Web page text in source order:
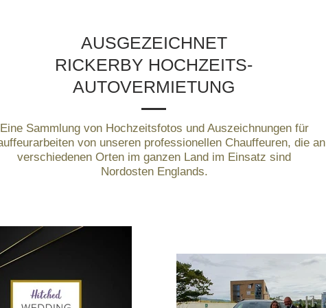
AUSGEZEICHNET
RICKERBY HOCHZEITS-
AUTOVERMIETUNG
Eine Sammlung von Hochzeitsfotos und Auszeichnungen für
von unseren professionellen Chauffeuren, die an
verschiedenen Orten im ganzen Land im Einsatz sind
Nordosten Englands.